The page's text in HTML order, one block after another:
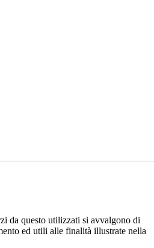
da questo utilizzati si avvalgono di
ed utili alle finalità illustrate nella